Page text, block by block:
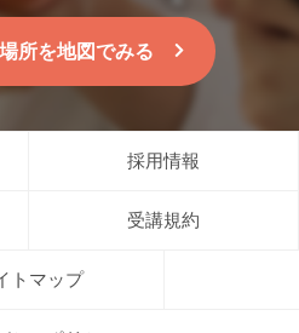
所を地図でみる
採用情報
受講規約
トマップ